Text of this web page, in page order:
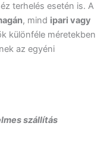
terhelés esetén is. A
, mind ipari vagy
különféle méretekben
az egyéni
szállítás